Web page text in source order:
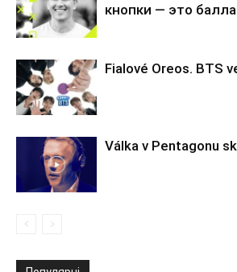
кнопки — это
Fialové Oreos. BTS
Válka v Pentagonu